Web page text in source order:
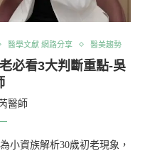
醫學文獻 網路分享 醫美趨勢
必看3大判斷重點-吳
醫師
小資族解析30歲初老現象，